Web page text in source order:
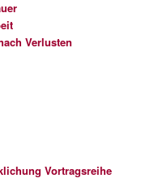
Verlusten
Vortragsreihe